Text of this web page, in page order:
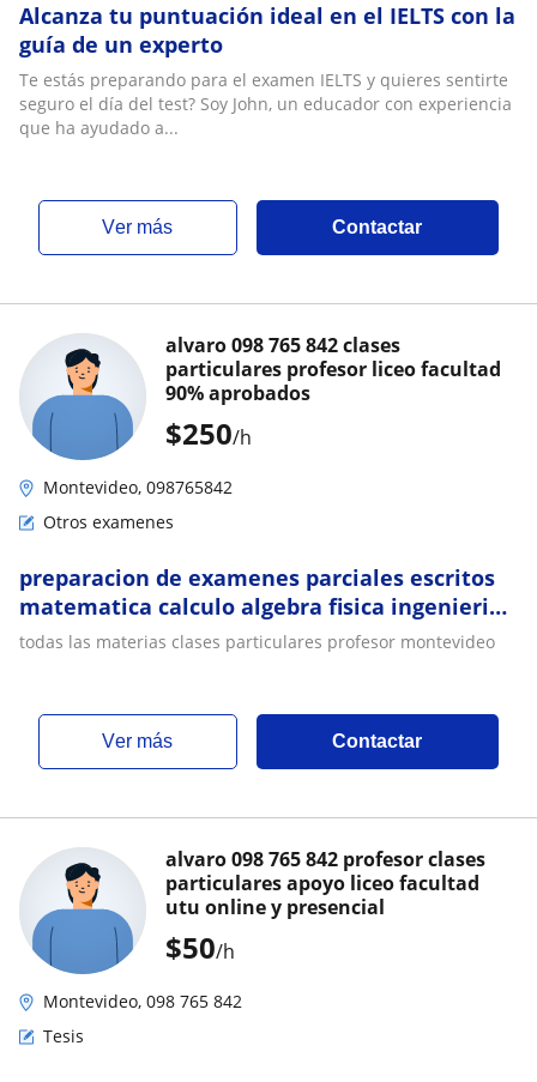
Alcanza tu puntuación ideal en el IELTS con la
guía de un experto
Te estás preparando para el examen IELTS y quieres sentirte
seguro el día del test? Soy John, un educador con experiencia
que ha ayudado a...
ver más Contactar
$250/h
alvaro 098 765 842 clases
particulares profesor liceo facultad
90% aprobados
Montevideo, 098765842
Otros examenes
preparacion de examenes parciales escritos
matematica calculo algebra fisica ingenieria
ort catolica um ude utu
todas las materias clases particulares profesor montevideo
ver más Contactar
$50/h
alvaro 098 765 842 profesor clases
particulares apoyo liceo facultad
utu online y presencial
Montevideo, 098 765 842
Tesis